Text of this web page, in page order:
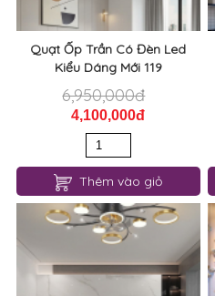
Quạt Ốp Trần Có Đèn Led
Kiểu Dáng Mới 119
6,950,000đ
4,100,000đ
Thêm vào giỏ